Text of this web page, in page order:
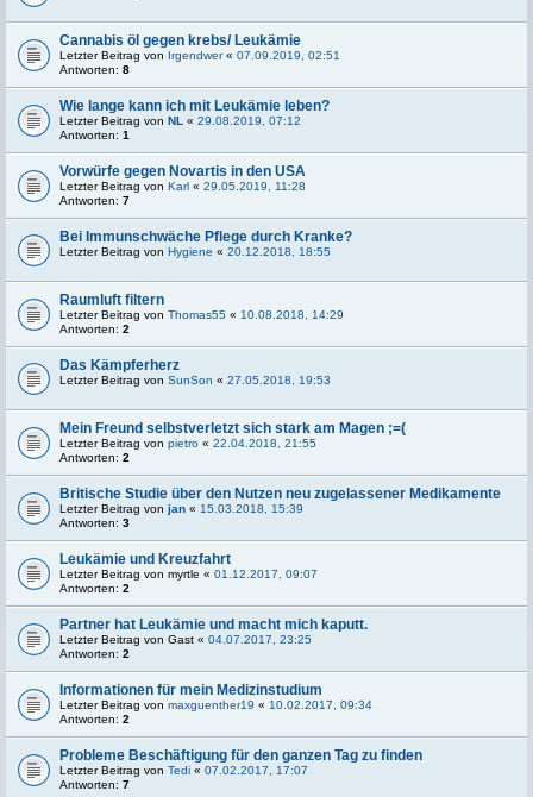
Cannabis öl gegen krebs/ Leukämie
Letzter Beitrag von Irgendwer« 07.09.2019, 02:51
Antworten: 8
Wie lange kann ich mit Leukämie leben?
Letzter Beitrag von NL « 29.08.2019, 07:12
Antworten: 1
Vorwürfe gegen Novartis in den USA
Letzter Beitrag von Karl « 29.05.2019, 11:28
Antworten: 7
Bei Immunschwäche Pflege durch Kranke?
Letzter Beitrag von Hygiene « 20.12.2018, 18:55
Raumluft filtern
Letzter Beitrag von Thomas55 « 10.08.2018, 14:29
Antworten: 2
Das Kämpferherz
Letzter Beitrag von SunSon « 27.05.2018, 19:53
Mein Freund selbstverletzt sich stark am Magen ;=(
Letzter Beitrag von pietro « 22.04.2018, 21:55
Antworten: 2
Britische Studie über den Nutzen neu zugelassener Medikamente
Letzter Beitrag von jan « 15.03.2018, 15:39
Antworten: 3
Leukämie und Kreuzfahrt
Letzter Beitrag von myrtle « 01.12.2017, 09:07
Antworten: 2
Partner hat Leukämie und macht mich kaputt.
Letzter Beitrag von Gast « 04.07.2017, 23:25
Antworten: 2
Informationen für mein Medizinstudium
Letzter Beitrag von maxguenther19 « 10.02.2017, 09:34
Antworten: 2
Probleme Beschäftigung für den ganzen Tag zu finden
Letzter Beitrag von Tedi « 07.02.2017, 17:07
Antworten: 7